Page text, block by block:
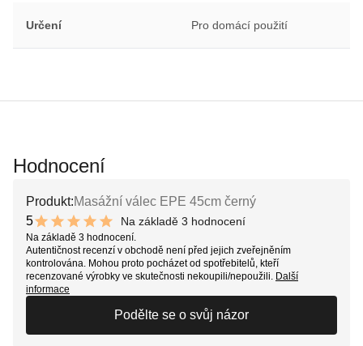
Určení Pro domácí použití
Hodnocení
Produkt:Masážní válec EPE 45cm černý
5
10 out of 10 stars
Na základě 3 hodnocení
Na základě 3 hodnocení.
Autentičnost recenzí v obchodě není před jejich zveřejněním
kontrolována. Mohou proto pocházet od spotřebitelů, kteří
recenzované výrobky ve skutečnosti nekoupili/nepoužili. Další
informace
Podělte se o svůj názor